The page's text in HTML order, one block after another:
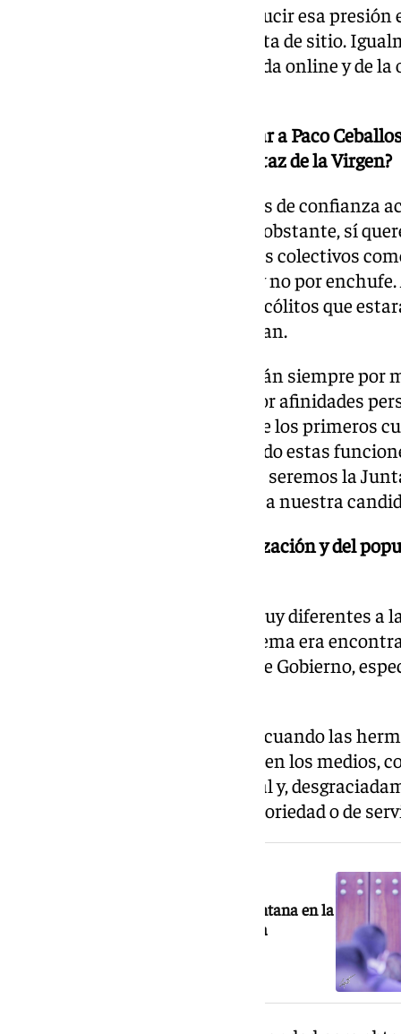
Nuestra candidatura quiere reducir esa presión
proponemos eliminar la papeleta de sitio.
obtendremos a través de la tienda online y de
-En caso de ganar, ¿Va a designar a Paco
Juanma López Díaz cómo capataz de la Virgen?
Todos los colaboradores y cargos de confianza
capataces también. Ambos. No obstante, sí
trasparente y justo en diferentes colectivos
salga lo haga por meritocracia y no por
obligatorio de liturgia para los acólitos que
hermandades que así lo requieran.
Los nombramientos se realizarán siempre por
dentro de ese sistema, nunca por afinidades
ni favoritismos. Incluso durante los primeros
quienes ya vienen desempeñando estas
de continuidad y dejar claro que seremos la
hermanos, hayan apoyado o no a nuestra
-¿Qué opina de la patente politización y del
Las hermandades de hoy son muy diferentes a
nos conocíamos y el gran problema era
responsabilidades en la Junta de Gobierno,
Esa realidad empezó a cambiar cuando las
proyección pública. Al aparecer en los medios,
también en un escaparate social y,
en ellas una forma de ganar notoriedad o de
Feliciano anuncia que creará una ventana en la
Capilla de los Marineros para ver a la